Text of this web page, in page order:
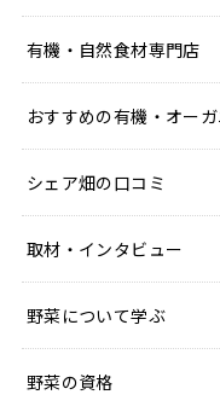
有機・自然食材専門店
おすすめの有機・オー
シェア畑の口コミ
取材・インタビュー
野菜について学ぶ
野菜の資格